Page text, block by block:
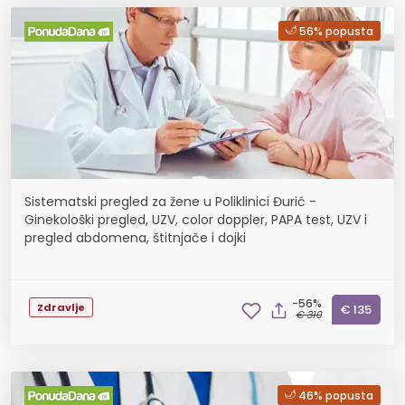
56% popusta
Sistematski pregled za žene u Poliklinici Đurić -
Ginekološki pregled, UZV, color doppler, PAPA test, UZV i
pregled abdomena, štitnjače i dojki
Zdravlje -56%
€ 310 € 135
46% popusta